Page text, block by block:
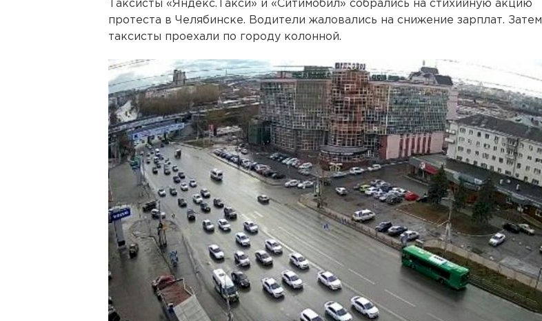
Таксисты «Яндекс.Такси» и «Ситимобил» собрались на стихийную акцию
протеста в Челябинске. Водители жаловались на снижение зарплат. Затем
таксисты проехали по городу колонной.